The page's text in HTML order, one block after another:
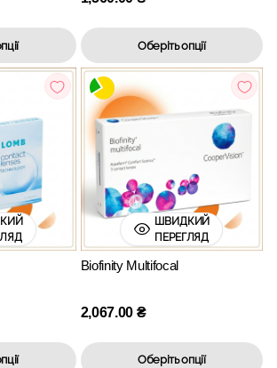
Оберіть опції
ШВИДКИЙ
ПЕРЕГЛЯД
Biofinity Multifocal
2,067.00 ₴
Оберіть опції